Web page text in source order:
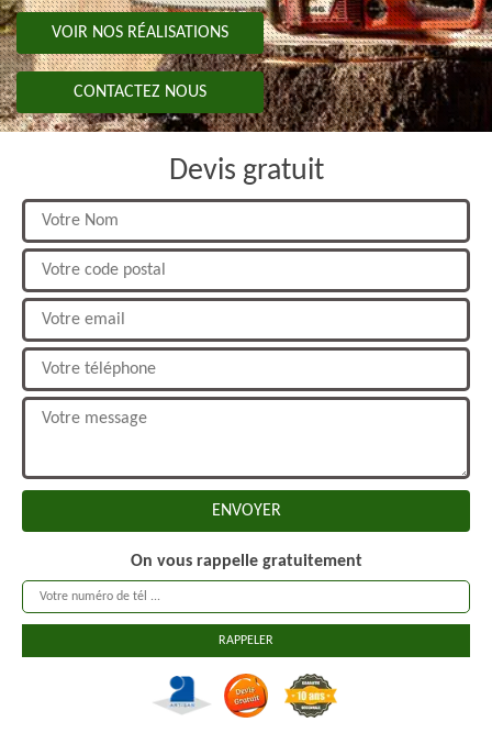
VOIR NOS RÉALISATIONS
CONTACTEZ NOUS
Devis gratuit
On vous rappelle gratuitement